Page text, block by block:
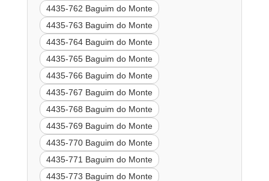
4435-762 Baguim do Monte
4435-763 Baguim do Monte
4435-764 Baguim do Monte
4435-765 Baguim do Monte
4435-766 Baguim do Monte
4435-767 Baguim do Monte
4435-768 Baguim do Monte
4435-769 Baguim do Monte
4435-770 Baguim do Monte
4435-771 Baguim do Monte
4435-773 Baguim do Monte